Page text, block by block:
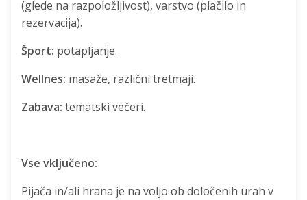
(glede na razpoložljivost), varstvo (plačilo in
rezervacija).
Šport: potapljanje.
Wellnes: masaže, različni tretmaji.
Zabava: tematski večeri.
Vse vključeno:
Pijača in/ali hrana je na voljo ob določenih urah v